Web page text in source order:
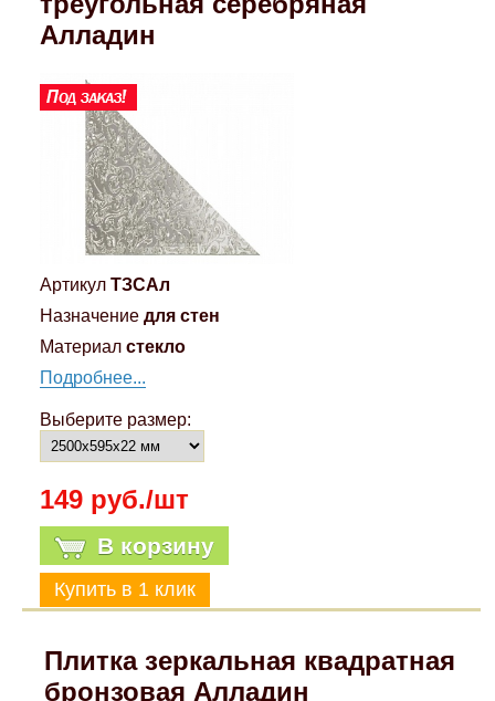
Алладин
Артикул ТЗСАл
Назначение для стен
Материал стекло
Подробнее...
Выберите размер:
149 руб./шт
В корзину
Плитка зеркальная квадратная
бронзовая Алладин